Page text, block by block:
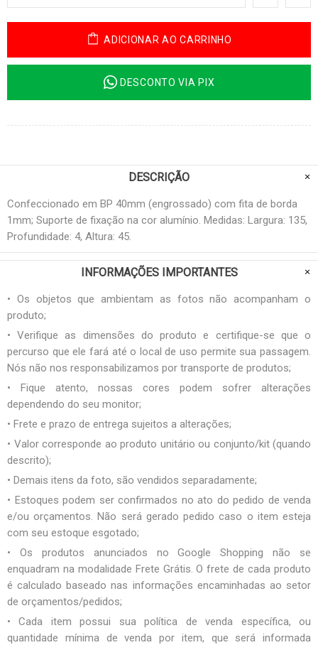
ADICIONAR AO CARRINHO
DESCONTO VIA PIX
DESCRIÇÃO
Confeccionado em BP 40mm (engrossado) com fita de borda
1mm; Suporte de fixação na cor alumínio. Medidas: Largura: 135,
Profundidade: 4, Altura: 45.
INFORMAÇÕES IMPORTANTES
• Os objetos que ambientam as fotos não acompanham o
produto;
• Verifique as dimensões do produto e certifique-se que o
percurso que ele fará até o local de uso permite sua passagem.
Nós não nos responsabilizamos por transporte de produtos;
• Fique atento, nossas cores podem sofrer alterações
dependendo do seu monitor;
• Frete e prazo de entrega sujeitos a alterações;
• Valor corresponde ao produto unitário ou conjunto/kit (quando
descrito);
• Demais itens da foto, são vendidos separadamente;
• Estoques podem ser confirmados no ato do pedido de venda
e/ou orçamentos. Não será gerado pedido caso o item esteja
com seu estoque esgotado;
• Os produtos anunciados no Google Shopping não se
enquadram na modalidade Frete Grátis. O frete de cada produto
é calculado baseado nas informações encaminhadas ao setor
de orçamentos/pedidos;
• Cada item possui sua política de venda específica, ou
quantidade mínima de venda por item, que será informada